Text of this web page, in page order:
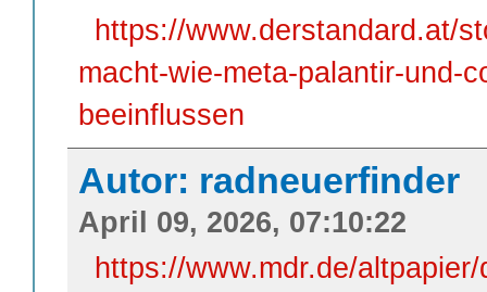
https://www.derstandard.at/
macht-wie-meta-palantir-und-
beeinflussen
Autor: radneuerfinder
April 09, 2026, 07:10:22
https://www.mdr.de/